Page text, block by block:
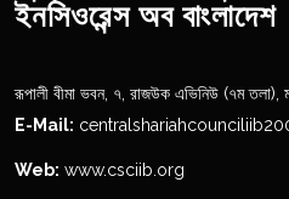
ইনসিওরেন্স অব বাংলাদেশ
রূপালী বীমা ভবন, ৭, রাজউক এভিনিউ (৭ম তলা),
E-Mail:
Web: www.csciib.org